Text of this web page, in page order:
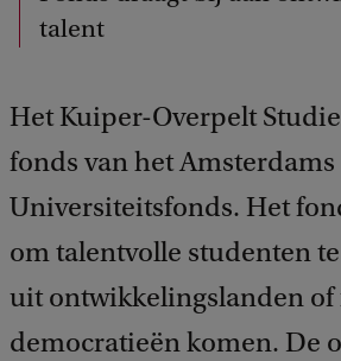
talent
Het Kuiper-Overpelt
fonds van het Amsterdams
Universiteitsfonds. Het
om talentvolle studenten
uit ontwikkelingslanden of
democratieën komen. De